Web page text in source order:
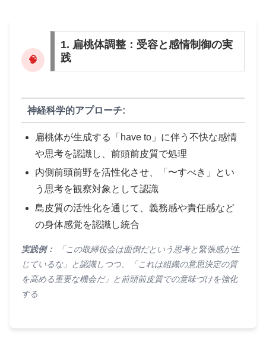
🧠
1. 扁桃体調整：受容と感情制御の実
践
神経科学的アプローチ:
扁桃体が生成する「have to」に伴う不快な感情
や思考を認識し、前頭前皮質で処理
内側前頭前野を活性化させ、「〜すべき」とい
う思考を観察対象として認識
島皮質の活性化を通じて、義務感や責任感など
の身体感覚を認識し統合
実践例：
「この取締役会は面倒だという思考と緊張感が生
じているな」と認識しつつ、「これは組織の意思決定の質
を高める重要な機会だ」と前頭前皮質での意味づけを強化
する